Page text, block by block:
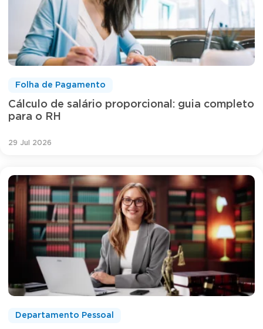
Cálculo de salário proporcional: guia completo
para o RH
Folha de Pagamento
29 Jul 2026
Departamento Pessoal